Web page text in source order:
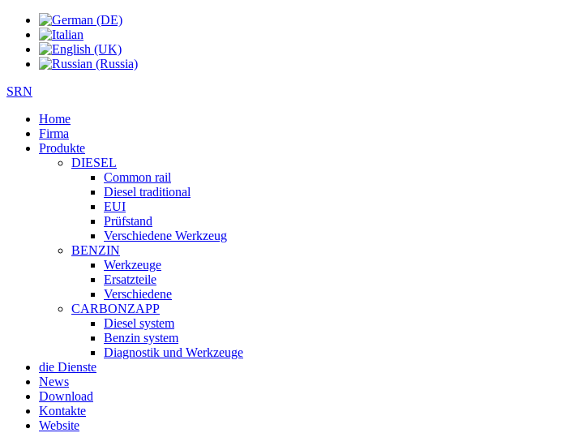
SRN
Home
Firma
Produkte
DIESEL
Common rail
Diesel traditional
EUI
Prüfstand
Verschiedene Werkzeug
BENZIN
Werkzeuge
Ersatzteile
Verschiedene
CARBONZAPP
Diesel system
Benzin system
Diagnostik und Werkzeuge
die Dienste
News
Download
Kontakte
Website